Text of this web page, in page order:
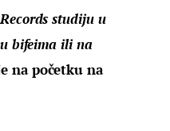
studiju u
bifeima ili na
na početku na